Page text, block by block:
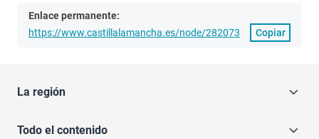
Enlace permanente:
https://www.castillalamancha.es/node/282073
Copiar
La región
Todo el contenido